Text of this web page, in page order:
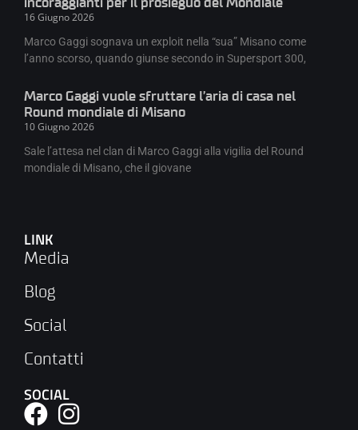
incoraggianti per il prosieguo del Mondiale
16 Giugno 2026
Marco Gaggi sognava un exploit nella “sua” Misano come
l’anno scorso, quando giunse secondo in Supersport 300,
Marco Gaggi vuole sfruttare l’aria di casa nel
Round mondiale di Misano
10 Giugno 2026
Sale l’attesa nel clan di Marco Gaggi alla vigilia del Round
mondiale di Misano, che il giovane
LINK
Media
Blog
Social
Contatti
SOCIAL